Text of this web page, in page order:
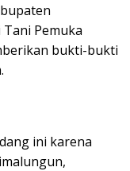
Pemuka
bukti-bukti
ini karena